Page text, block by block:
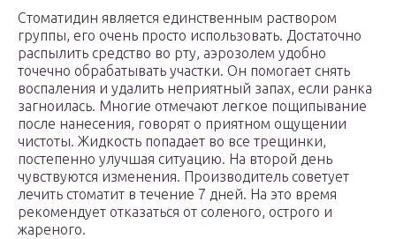
Стоматидин является единственным раствором
группы, его очень просто использовать. Достаточно
распылить средство во рту, аэрозолем удобно
точечно обрабатывать участки. Он помогает снять
воспаления и удалить неприятный запах, если ранка
загноилась. Многие отмечают легкое пощипывание
после нанесения, говорят о приятном ощущении
чистоты. Жидкость попадает во все трещинки,
постепенно улучшая ситуацию. На второй день
чувствуются изменения. Производитель советует
лечить стоматит в течение 7 дней. На это время
рекомендует отказаться от соленого, острого и
жареного.